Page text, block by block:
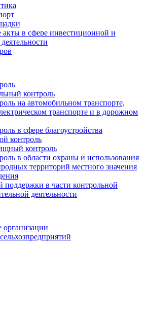
в сфере инвестиционной и
контроль
на автомобильном транспорте,
транспорте и в дорожном
в сфере благоустройства
контроль
контроль
в области охраны и использования
территорий местного значения
поддержки в части контрольной
деятельности
организации